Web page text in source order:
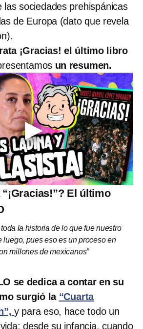
las sociedades prehispánicas
de Europa (dato que revela
¡Gracias! el último libro
un resumen.
El último
la historia de lo que fue nuestro
luego, pues eso es un proceso en
millones de mexicanos”
se dedica a contar en su
surgió la “Cuarta
y para eso, hace todo un
desde su infancia, cuando